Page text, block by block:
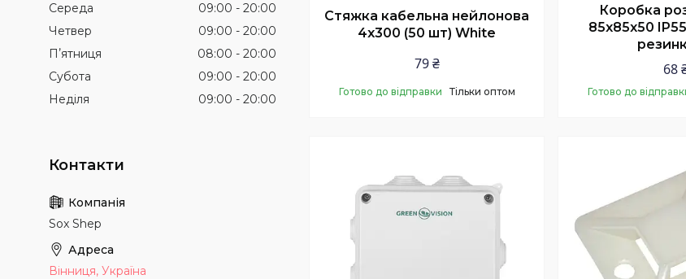
Стяжка кабельна нейлонова
4х300 (50 шт) White
79 ₴
Готово до відправки Тільки оптом
Коробка
85х85х50
68
Готово до
Середа
09:00
20:00
Четвер
09:00
20:00
Пʼятниця
08:00
20:00
Субота
09:00
20:00
Неділя
09:00 20:00
Sox Shep
Вінниця, Україна